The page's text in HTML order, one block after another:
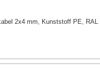
2x4 mm, Kunststoff PE, RAL